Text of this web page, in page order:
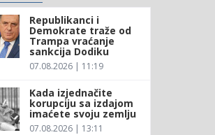
Republikanci i
Demokrate traže od
Trampa vraćanje
sankcija Dodiku
07.08.2026 | 11:19
Kada izjednačite
korupciju sa izdajom
imaćete svoju zemlju
07.08.2026 | 13:11